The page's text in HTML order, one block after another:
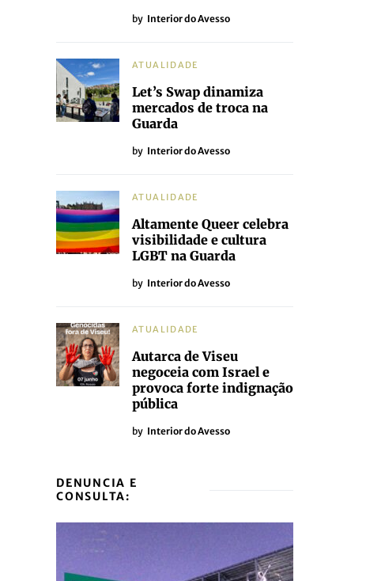
by Interior do Avesso
ATUALIDADE
Let’s Swap dinamiza
mercados de troca na
Guarda
by Interior do Avesso
ATUALIDADE
Altamente Queer celebra
visibilidade e cultura
LGBT na Guarda
by Interior do Avesso
ATUALIDADE
Autarca de Viseu
negoceia com Israel e
provoca forte indignação
pública
by Interior do Avesso
DENUNCIA E
CONSULTA: